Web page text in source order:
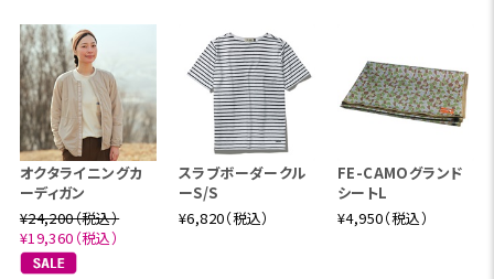
オクタライニングカ
ーディガン
¥24,200（税込）
¥19,360（税込）
スラブボーダークル
ーS/S
¥6,820（税込）
FE-CAMOグランド
シートL
¥4,950（税込）